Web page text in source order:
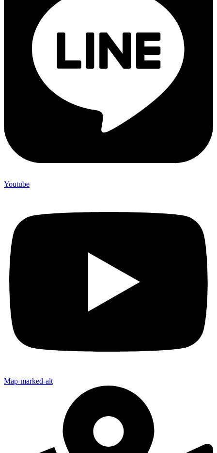
Youtube
Map-marked-alt